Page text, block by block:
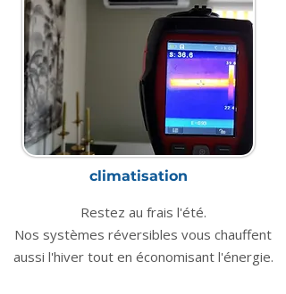
climatisation
Restez au frais l'été.
Nos systèmes réversibles vous chauffent
aussi l'hiver tout en économisant l'énergie.